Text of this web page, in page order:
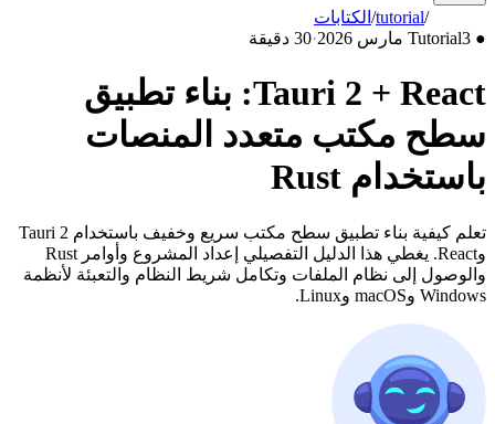
الكتابات/tutorial
●
Tutorial 3 مارس 2026 ·30 دقيقة
Tauri 2 + React: بناء تطبيق
سطح مكتب متعدد المنصات
باستخدام Rust
تعلم كيفية بناء تطبيق سطح مكتب سريع وخفيف باستخدام Tauri 2
وReact. يغطي هذا الدليل التفصيلي إعداد المشروع وأوامر Rust
والوصول إلى نظام الملفات وتكامل شريط النظام والتعبئة لأنظمة
Windows وmacOS وLinux.